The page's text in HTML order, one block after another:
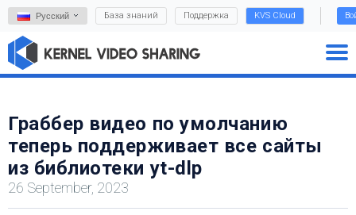
Русский База знаний Поддержка KVS Cloud
Граббер видео по умолчанию
теперь поддерживает все сайты
из библиотеки yt-dlp
26 September, 2023